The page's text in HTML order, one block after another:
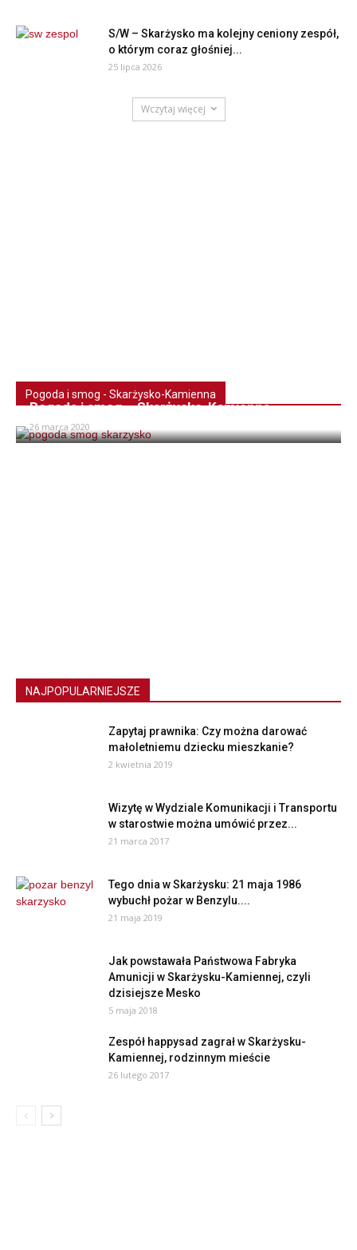
S/W – Skarżysko ma kolejny ceniony zespół,
o którym coraz głośniej...
25 lipca 2026
Wczytaj więcej
Pogoda i smog - Skarżysko-Kamienna
Pogoda i smog – Skarżysko-Kamienna
26 marca 2020
NAJPOPULARNIEJSZE
Zapytaj prawnika: Czy można darować
małoletniemu dziecku mieszkanie?
2 kwietnia 2019
Wizytę w Wydziale Komunikacji i Transportu
w starostwie można umówić przez...
21 marca 2017
Tego dnia w Skarżysku: 21 maja 1986
wybuchł pożar w Benzylu....
21 maja 2019
Jak powstawała Państwowa Fabryka
Amunicji w Skarżysku-Kamiennej, czyli
dzisiejsze Mesko
5 maja 2018
Zespół happysad zagrał w Skarżysku-
Kamiennej, rodzinnym mieście
26 lutego 2017